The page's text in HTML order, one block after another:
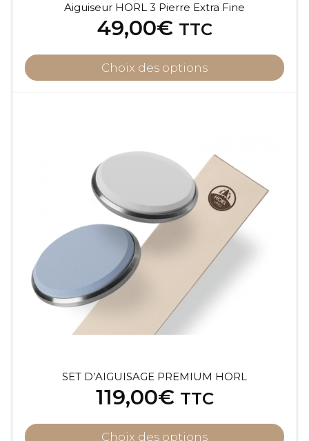
Aiguiseur HORL 3 Pierre Extra Fine
49,00€ TTC
Choix des options
SET D’AIGUISAGE PREMIUM HORL
119,00€ TTC
Choix des options